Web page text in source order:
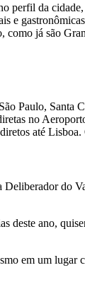
perfil da
já são
Paulo,
no
até
do
deste ano,
em um